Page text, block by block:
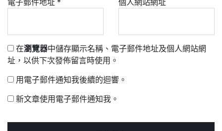
在瀏覽器中儲存顯示名稱、電子郵件地址及個人網站網
址，以供下次發佈留言時使用。
用電子郵件通知我後續的迴響。
新文章使用電子郵件通知我。